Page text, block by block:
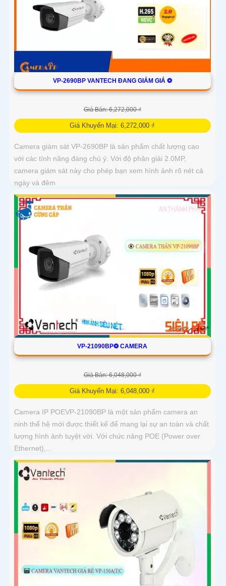
VP-2690BP VANTECH ĐANG GIẢM GIÁ ❂
Giá Bán: 6,272,000 ₫
Giá Khuyến Mại: 6,272,000 ₫
Camera giám sát VP-2690BP là sản phẩm chất lượng cao
với các tính năng đáng chú ý. Với độ phân giải 2.0MP,
camera giám sát này cho phép bạn xem hình ảnh rõ nét cả
ngày và đêm
VP-21090BP❂ CAMERA
Giá Bán: 6,048,000 ₫
Giá Khuyến Mại: 6,048,000 ₫
Camera IP POEVP-21090BP là một sản phẩm camera an
ninh thế hệ mới được thiết kế để mang lại sự an toàn và chất
lượng hình ảnh tuyệt vời. Với chức năng POE (Power over
Ethernet),...